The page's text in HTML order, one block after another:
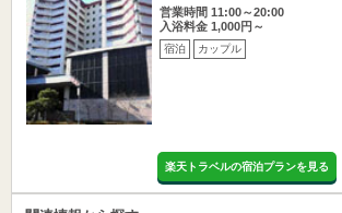
営業時間 11:00～20:00
入浴料金 1,000円～
宿泊 カップル
楽天トラベルの宿泊プランを見る